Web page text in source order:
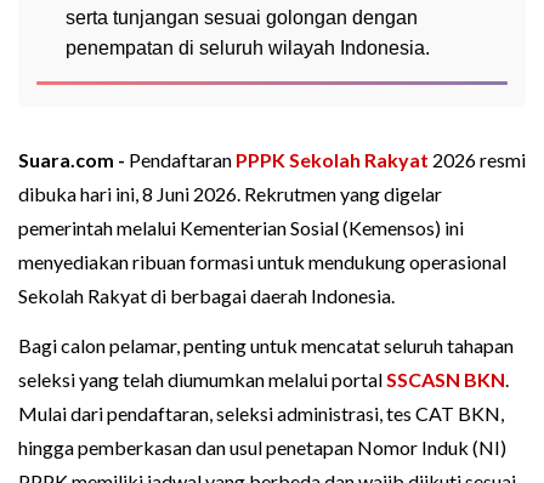
serta tunjangan sesuai golongan dengan
penempatan di seluruh wilayah Indonesia.
Suara.com - Pendaftaran PPPKSekolah Rakyat 2026 resmi
dibuka hari ini, 8 Juni 2026. Rekrutmen yang digelar
pemerintah melalui Kementerian Sosial (Kemensos) ini
menyediakan ribuan formasi untuk mendukung operasional
Sekolah Rakyat di berbagai daerah Indonesia.
Bagi calon pelamar, penting untuk mencatat seluruh tahapan
seleksi yang telah diumumkan melalui portalSSCASN BKN.
Mulai dari pendaftaran, seleksi administrasi, tes CAT BKN,
hingga pemberkasan dan usul penetapan Nomor Induk (NI)